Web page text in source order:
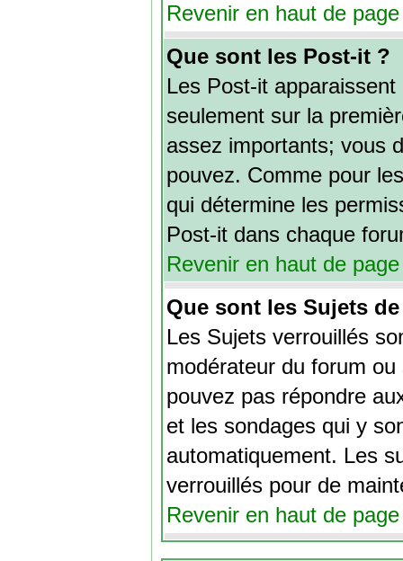
Revenir en haut de page
Que sont les Post-it ?
Les Post-it
seulement sur la
assez importants; vous
pouvez. Comme pour
qui détermine les
Post-it dans chaque
Revenir en haut de page
Que sont les Sujets
Les Sujets verrouillés
modérateur du forum
pouvez pas répondre
et les sondages qui y
automatiquement. Les
verrouillés pour de
Revenir en haut de page